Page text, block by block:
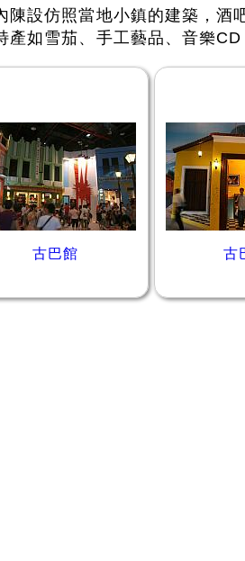
設仿照當地小鎮的建築，酒
如雪茄、手工藝品、音樂CD
古巴館 古